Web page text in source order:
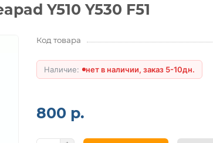
Y510 Y530 F51
Код товара
нет в наличии, заказ 5-10дн.
800 р.